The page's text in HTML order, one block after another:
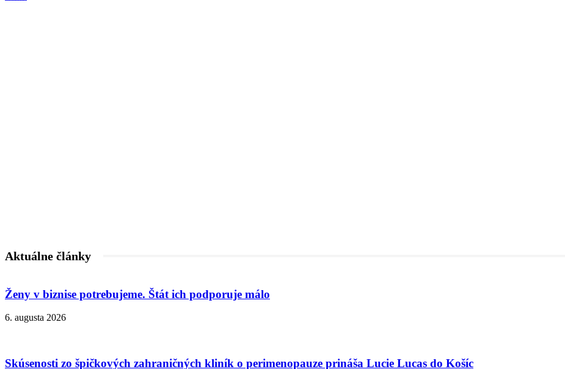
Aktuálne články
Ženy v biznise potrebujeme. Štát ich podporuje málo
6. augusta 2026
Skúsenosti zo špičkových zahraničných kliník o perimenopauze prináša Lucie Lucas do Košíc